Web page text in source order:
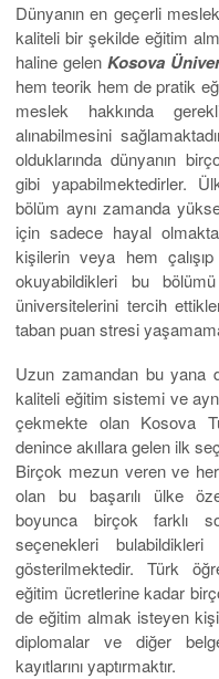
Dünyanın en geçerli
kaliteli bir şekilde eğitim
haline gelen Kosova
hem teorik hem de pratik
meslek hakkında
alınabilmesini
olduklarında dünyanın
gibi yapabilmektedirler.
bölüm aynı zamanda
için sadece hayal
kişilerin veya hem
okuyabildikleri bu
üniversitelerini tercih
taban puan stresi
Uzun zamandan bu yana
kaliteli eğitim sistemi ve
çekmekte olan Kosova
denince akıllara gelen ilk
Birçok mezun veren ve
olan bu başarılı ülke
boyunca birçok farklı
seçenekleri
gösterilmektedir. Türk
eğitim ücretlerine kadar
de eğitim almak isteyen
diplomalar ve diğer
kayıtlarını yaptırmaktır.